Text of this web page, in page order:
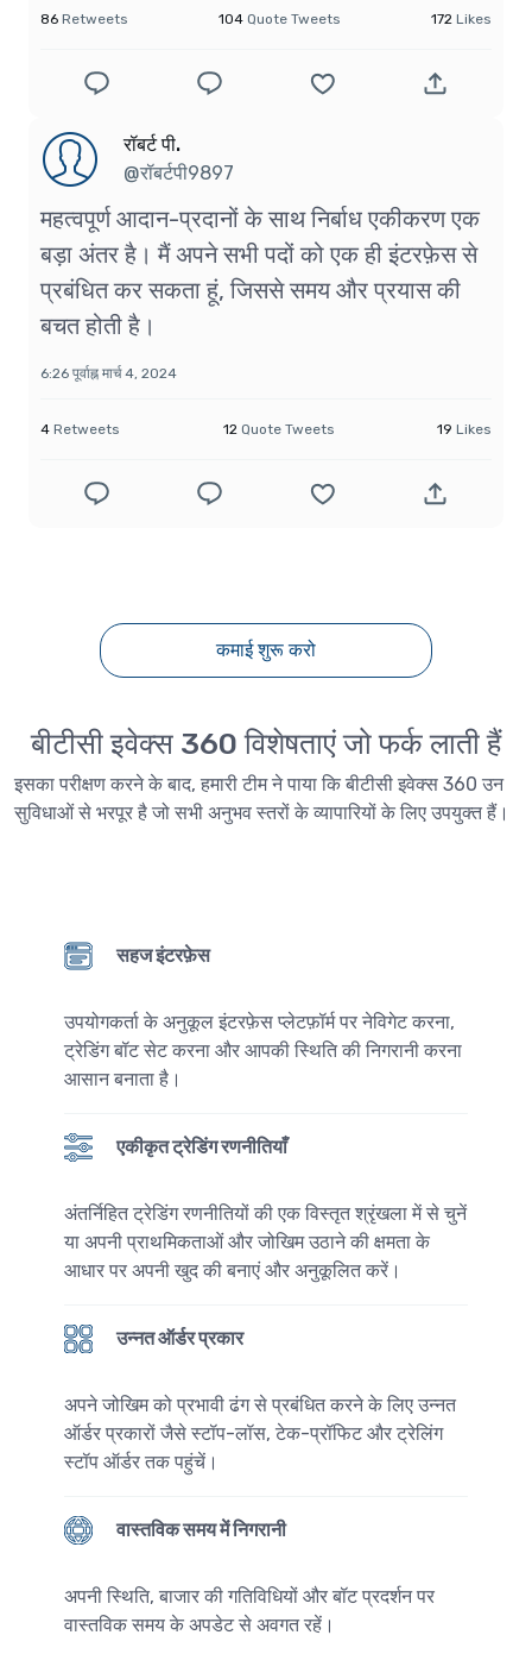
86 Retweets 104 Quote Tweets 172 Likes
रॉबर्ट पी.
@रॉबर्टपी9897
महत्वपूर्ण आदान-प्रदानों के साथ निर्बाध एकीकरण एक
बड़ा अंतर है। मैं अपने सभी पदों को एक ही इंटरफ़ेस से
प्रबंधित कर सकता हूं, जिससे समय और प्रयास की
बचत होती है।
6:26 पूर्वाह्न मार्च 4, 2024
4 Retweets 12Quote Tweets 19 Likes
कमाई शुरू करो
बीटीसी इवेक्स 360 विशेषताएं जो फर्क लाती हैं
इसका परीक्षण करने के बाद, हमारी टीम ने पाया कि बीटीसी इवेक्स 360 उन
सुविधाओं से भरपूर है जो सभी अनुभव स्तरों के व्यापारियों के लिए उपयुक्त हैं।
सहज इंटरफ़ेस
उपयोगकर्ता के अनुकूल इंटरफ़ेस प्लेटफ़ॉर्म पर नेविगेट करना,
ट्रेडिंग बॉट सेट करना और आपकी स्थिति की निगरानी करना
आसान बनाता है।
एकीकृत ट्रेडिंग रणनीतियाँ
अंतर्निहित ट्रेडिंग रणनीतियों की एक विस्तृत श्रृंखला में से चुनें
या अपनी प्राथमिकताओं और जोखिम उठाने की क्षमता के
आधार पर अपनी खुद की बनाएं और अनुकूलित करें।
उन्नत ऑर्डर प्रकार
अपने जोखिम को प्रभावी ढंग से प्रबंधित करने के लिए उन्नत
ऑर्डर प्रकारों जैसे स्टॉप-लॉस, टेक-प्रॉफिट और ट्रेलिंग
स्टॉप ऑर्डर तक पहुंचें।
वास्तविक समय में निगरानी
अपनी स्थिति, बाजार की गतिविधियों और बॉट प्रदर्शन पर
वास्तविक समय के अपडेट से अवगत रहें।